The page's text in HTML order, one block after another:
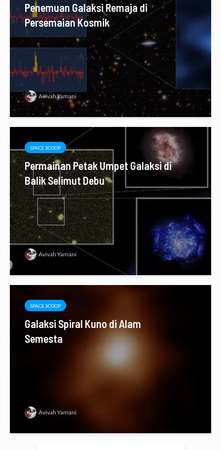
Penemuan Galaksi Remaja di
Persemaian Kosmik
Avivah Yamani
SPACE SCOOP
Permainan Petak Umpet Galaksi di
Balik Selimut Debu
Avivah Yamani
SPACE SCOOP
Galaksi Spiral Kuno di Alam
Semesta
Avivah Yamani